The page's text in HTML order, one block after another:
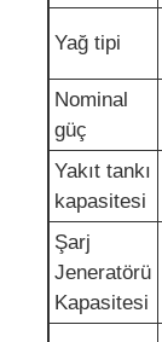
Yağ tipi
Nominal
güç
Yakıt tankı
kapasitesi
Şarj
Jeneratörü
Kapasitesi